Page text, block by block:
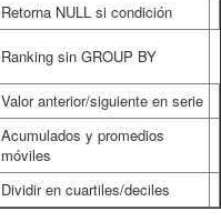
Retorna NULL si condición
Ranking sin GROUP BY
Valor anterior/siguiente en serie
Acumulados y promedios
móviles
Dividir en cuartiles/deciles